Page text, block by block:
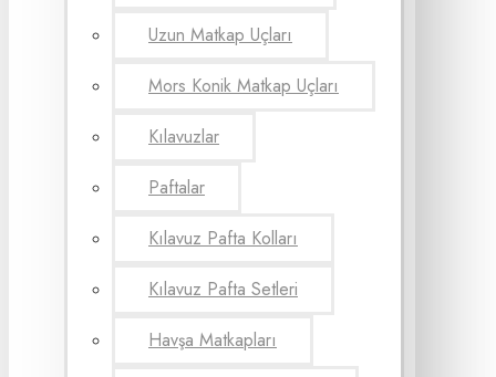
Uzun Matkap Uçları
Mors Konik Matkap Uçları
Kılavuzlar
Paftalar
Kılavuz Pafta Kolları
Kılavuz Pafta Setleri
Havşa Matkapları